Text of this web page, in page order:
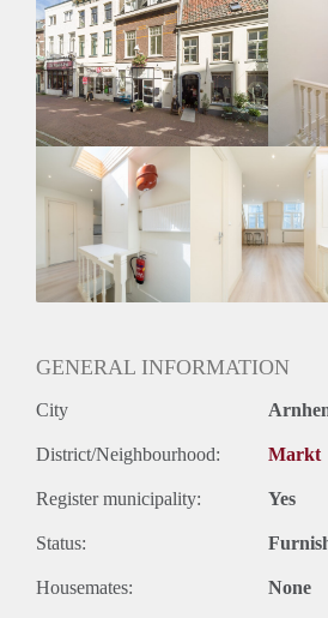
is voorzien van een wastafel, douche
Bijzonderheden:
Huurprijs € 825,00 exclusief € 30,00
stoffering| Borgsom 1 maand huur |
12 maanden | Huisdieren niet
huur
GENERAL INFORMATION
City
District/Neighbourhood: Markt
Register municipality: Yes
Status:
Housemates: None